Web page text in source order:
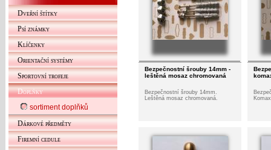
Dveřní štítky
Psí známky
Klíčenky
Orientační systémy
Sportovní trofeje
Doplňky
sortiment doplňků
Dárkové předměty
Firemní cedule
Bezpečnostní šrouby 14mm -
leštěná mosaz chromovaná
Bezpečnostní šrouby 14mm.
Leštěná mosaz chromovaná.